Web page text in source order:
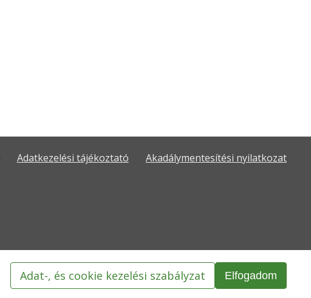
Adat-, és cookie kezelési szabályzat Elfogadom
Adatkezelési tájékoztató Akadálymentesítési nyilatkozat